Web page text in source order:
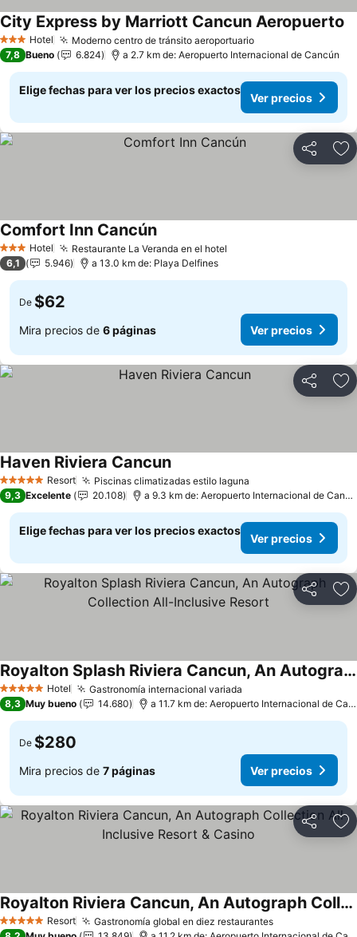
3 Estrellas
Hotel Moderno centro de tránsito aeroportuarioVer precios
City Express by Marriott Cancun Aeropuerto
7,8 Bueno 6.824 a 2.7 km de: Aeropuerto Internacional de Cancún
Elige fechas para ver los precios exactos
Ver precios
Compartir
3 Estrellas
Hotel Restaurante La Veranda en el hotel
Comfort Inn CancúnVer precios
6,1 5.946 a 13.0 km de: Playa Delfines
De $62
Mira precios de 6 páginas Ver precios
Compartir
5 Estrellas Resort Piscinas climatizadas estilo laguna
Haven Riviera CancunVer precios
9,3 Excelente 20.108 a 9.3 km de: Aeropuerto Internacional de
Elige fechas para ver los precios exactos
Ver precios
Compartir
5 Estrellas Hotel Gastronomía internacional variada
Royalton Splash Riviera Cancun, An Autograph Collection All-Inclusive Resort
Ver precios
8,3 Muy bueno 14.680 a 11.7 km de: Aeropuerto Internacional de
De $280
Mira precios de 7 páginas Ver precios
Compartir
5 Estrellas Resort Gastronomía global en diez restaurantesVer precios
Royalton Riviera Cancun, An Autograph Collection All-Inclusive Resort & Casino
Ver precios